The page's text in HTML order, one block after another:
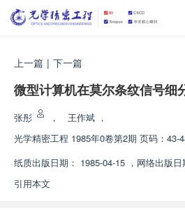
上一篇 | 下一篇
微型计算机在莫尔条纹信号细
张彤 ， 王作斌 ，
光学精密工程 1985年0卷第2期 页码：43-
纸质出版日期： 1985-04-15 ， 网络出版日
引用本文